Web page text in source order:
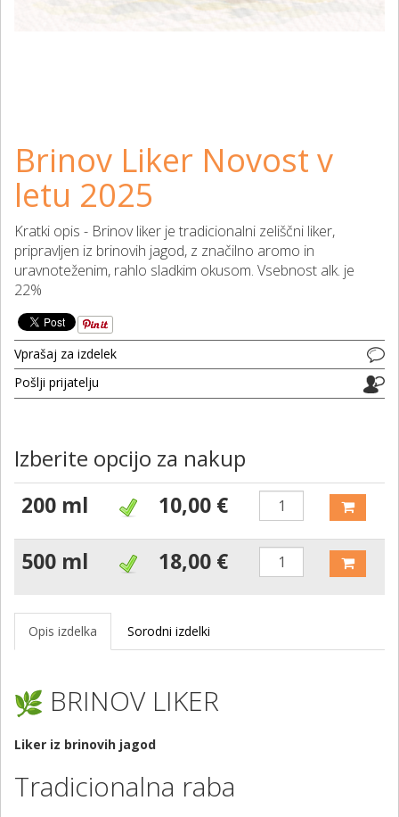
Brinov Liker Novost v
letu 2025
Kratki opis - Brinov liker je tradicionalni zeliščni liker,
pripravljen iz brinovih jagod, z značilno aromo in
uravnoteženim, rahlo sladkim okusom. Vsebnost alk. je
22%
Vprašaj za izdelek
Pošlji prijatelju
Izberite opcijo za nakup
200 ml
10,00 €
500 ml
18,00 €
Opis izdelka Sorodni izdelki
BRINOV LIKER
Liker iz brinovih jagod
Tradicionalna raba